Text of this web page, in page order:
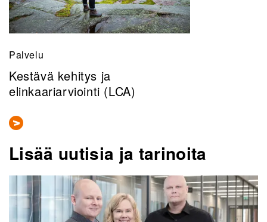
Palvelu
Kestävä kehitys ja
elinkaariarviointi (LCA)
Lisää uutisia ja tarinoita